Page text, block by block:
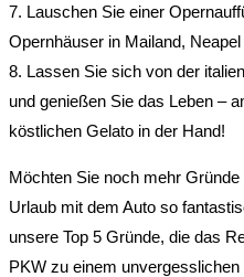
7. Lauschen Sie einer
Opernhäuser in Mailand,
8. Lassen Sie sich von der
und genießen Sie das Leben –
köstlichen Gelato in der Hand!
Möchten Sie noch mehr
Urlaub mit dem Auto so
unsere Top 5 Gründe, die das
PKW zu einem